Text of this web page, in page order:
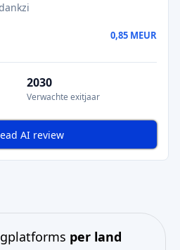
0,85 MEUR
2030
Verwachte exitjaar
AI review
per land